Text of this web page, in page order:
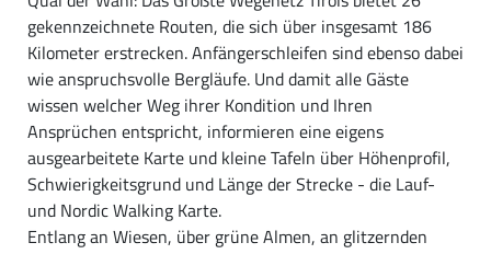
gekennzeichnete Routen, die sich über insgesamt 186
Kilometer erstrecken. Anfängerschleifen sind ebenso dabei
wie anspruchsvolle Bergläufe. Und damit alle Gäste
wissen welcher Weg ihrer Kondition und Ihren
Ansprüchen entspricht, informieren eine eigens
ausgearbeitete Karte und kleine Tafeln über Höhenprofil,
Schwierigkeitsgrund und Länge der Strecke - die Lauf-
und Nordic Walking Karte.
Entlang an Wiesen, über grüne Almen, an glitzernden